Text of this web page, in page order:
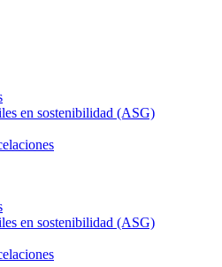
en sostenibilidad (ASG)
en sostenibilidad (ASG)